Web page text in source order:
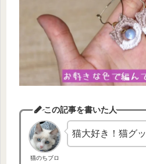
この記事を書いた人
猫のちブロ
猫大好き！猫グ